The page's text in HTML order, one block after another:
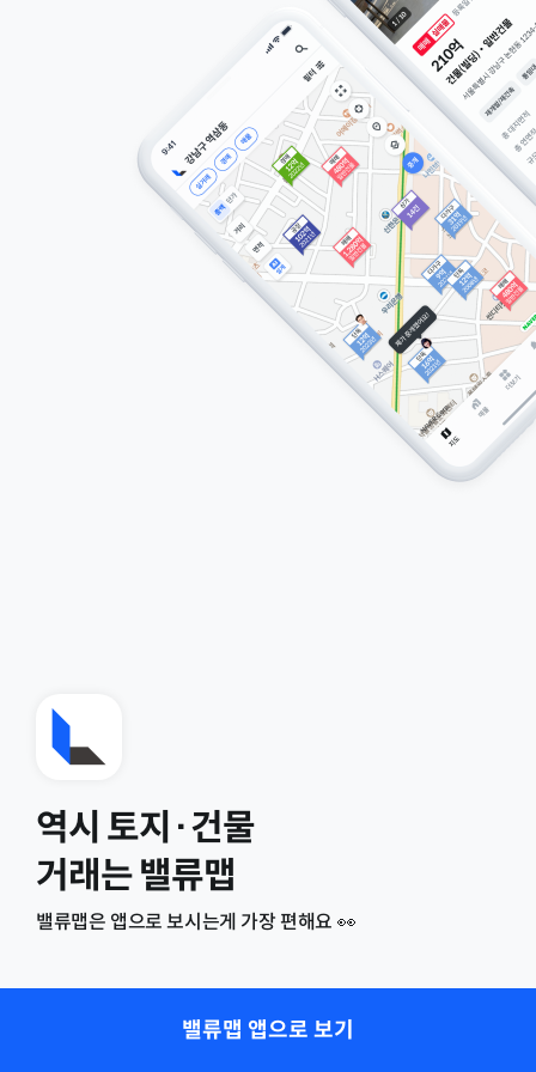
역시 토지·건물
거래는 밸류맵
밸류맵은 앱으로 보시는게 가장 편해요 👀
밸류맵 앱으로 보기